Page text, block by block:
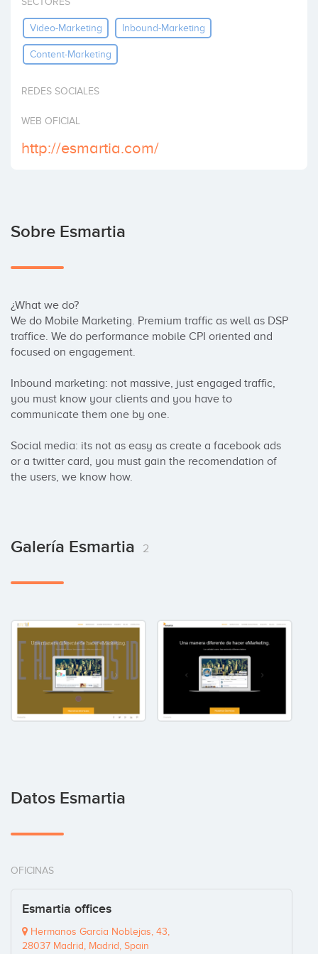
Video-Marketing Inbound-Marketing
Content-Marketing
REDES SOCIALES
WEB OFICIAL
http://esmartia.com/
Sobre Esmartia
¿What we do?
We do Mobile Marketing. Premium traffic as well as DSP
traffice. We do performance mobile CPI oriented and
focused on engagement.
Inbound marketing: not massive, just engaged traffic,
you must know your clients and you have to
communicate them one by one.
Social media: its not as easy as create a facebook ads
or a twitter card, you must gain the recomendation of
the users, we know how.
Galería Esmartia 2
Datos Esmartia
OFICINAS
Esmartia offices
Hermanos Garcia Noblejas, 43,
28037 Madrid, Madrid, Spain